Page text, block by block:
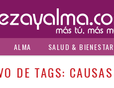
ALMA SALUD & BIENESTAR
DE TAGS: CAUSAS